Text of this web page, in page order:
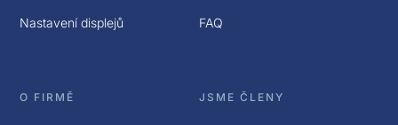
Nastavení displejů FAQ
O FIRMĚ JSME ČLENY